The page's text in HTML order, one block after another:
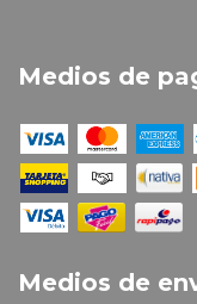
Medios de
Medios de